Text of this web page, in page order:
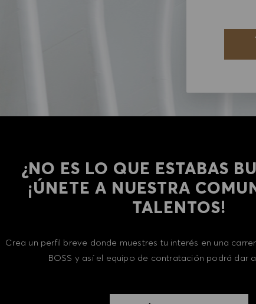
¿NO ES LO QUE ESTABAS
​​​​​​​¡ÚNETE A NUESTRA
TALENTOS!
Crea un perfil breve donde muestres tu interés en una
BOSS y así el equipo de contratación podrá dar